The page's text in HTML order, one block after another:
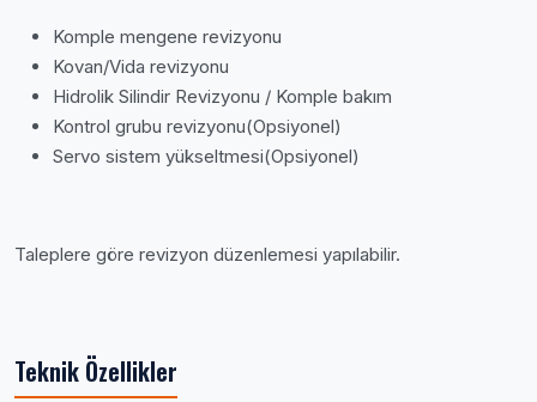
Komple mengene revizyonu
Kovan/Vida revizyonu
Hidrolik Silindir Revizyonu / Komple bakım
Kontrol grubu revizyonu(Opsiyonel)
Servo sistem yükseltmesi(Opsiyonel)
Taleplere göre revizyon düzenlemesi yapılabilir.
Teknik Özellikler